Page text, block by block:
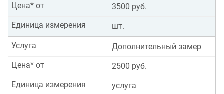
3500 руб.
Цена* от
шт.
Единица измерения
Дополнительный замер
Услуга
2500 руб.
Цена* от
услуга
Единица измерения